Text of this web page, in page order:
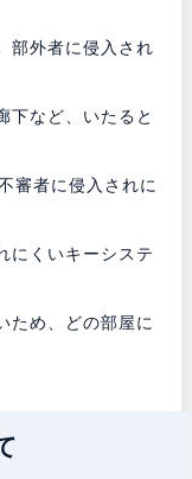
部外者に侵入され
下など、いたると
審者に侵入されに
にくいキーシステ
ため、どの部屋に